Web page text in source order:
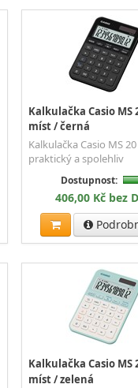
Kalkulačka Casio MS
míst / černá
Kalkulačka Casio MS 20
praktický a spolehliv
Dostupnost:
406,00 Kč bez
Kalkulačka Casio MS
míst / zelená